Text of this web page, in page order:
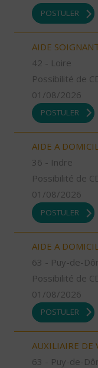
POSTULER
AIDE
42 - Loire
Possibilité de
01/08/2026
POSTULER
AIDE A
36 - Indre
Possibilité de
01/08/2026
POSTULER
AIDE A
63 - Puy-de-
Possibilité de
01/08/2026
POSTULER
AUXILIAIRE DE
63 - Puy-de-